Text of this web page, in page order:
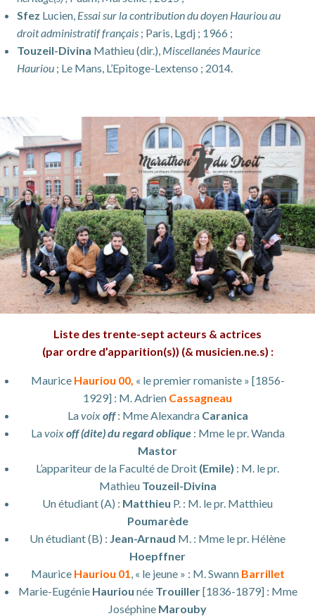
Sfez Lucien, Essai sur la contribution du doyen Hauriou au
droit administratif français ; Paris, Lgdj ; 1966 ;
Touzeil-Divina Mathieu (dir.), Miscellanées Maurice
Hauriou ; Le Mans, L’Epitoge-Lextenso ; 2014.
Liste des trente-sept acteurs & actrices
(par ordre d’apparition(s)) (& musicien.ne.s) :
Maurice Hauriou 00, « le premier romaniste » [1856-
1929] : M. Adrien Cassagneau
Lavoixoff : Mme Alexandra Caranica
Lavoixoff (dite) du regard oblique : Mme le pr. Wanda
Mastor
L’appariteur de la Faculté de Droit (Emile) : M. le pr.
Mathieu Touzeil-Divina
Un étudiant (A) : Matthieu P. : M. le pr. Matthieu
Poumarède
Un étudiant (B) : Jean-Arnaud M. : Mme le pr. Hélène
Hoepffner
Maurice Hauriou 01, « le jeune » : M. Swann Barrillet
Marie-Eugénie Hauriou née Trouiller[1836-1879] : Mme
Joséphine Marouby